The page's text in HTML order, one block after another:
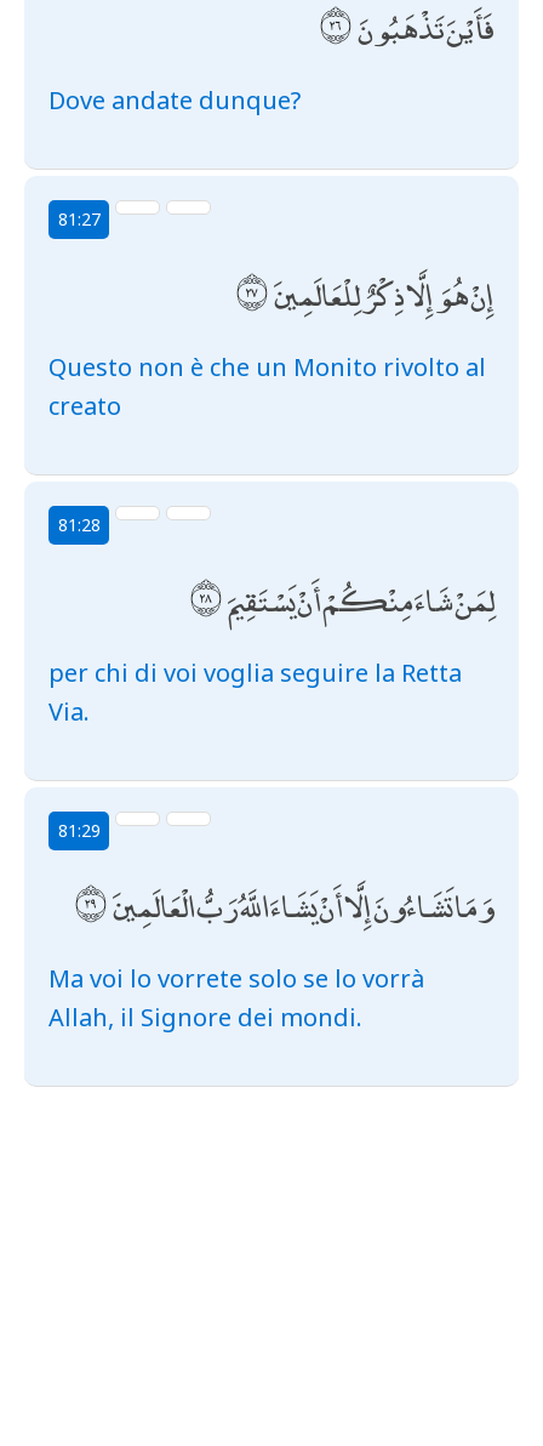
فَأَيْنَ تَذْهَبُونَ
Dove andate dunque?
81:27
إِنْ هُوَ إِلَّا ذِكْرٌ لِلْعَالَمِينَ
Questo non è che un Monito rivolto al
creato
81:28
لِمَنْ شَاءَ مِنْكُمْ أَنْ يَسْتَقِيمَ
per chi di voi voglia seguire la Retta
Via.
81:29
وَمَا تَشَاءُونَ إِلَّا أَنْ يَشَاءَ اللَّهُ رَبُّ الْعَالَمِينَ
Ma voi lo vorrete solo se lo vorrà
Allah, il Signore dei mondi.